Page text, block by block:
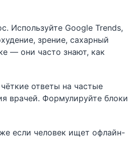
Используйте Google Trends,
зрение, сахарный
— они часто знают, как
ответы на частые
врачей. Формулируйте блоки
если человек ищет офлайн-